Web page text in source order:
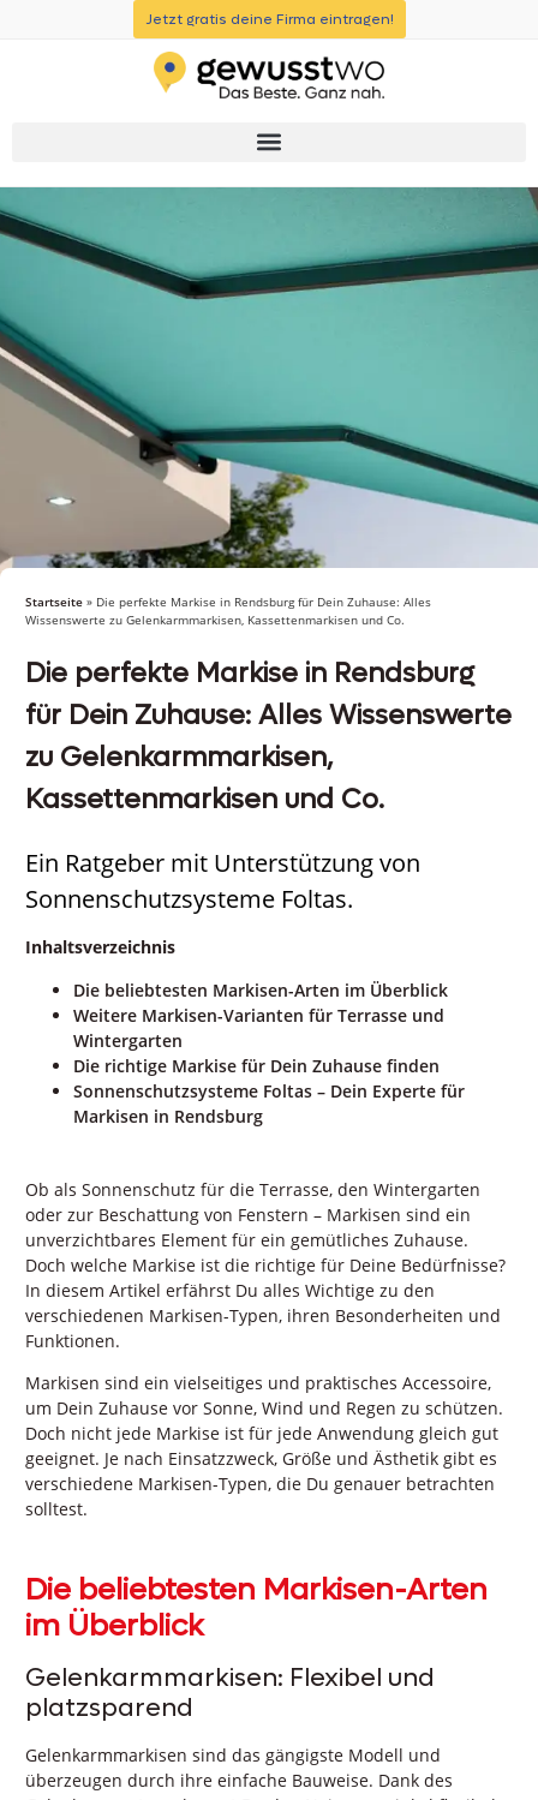
Jetzt gratis deine Firma eintragen!
Startseite » Die perfekte Markise in Rendsburg für Dein Zuhause: Alles
Wissenswerte zu Gelenkarmmarkisen, Kassettenmarkisen und Co.
Die perfekte Markise in Rendsburg
für Dein Zuhause: Alles Wissenswerte
zu Gelenkarmmarkisen,
Kassettenmarkisen und Co.
Ein Ratgeber mit Unterstützung von
Sonnenschutzsysteme Foltas.
Inhaltsverzeichnis
Die beliebtesten Markisen-Arten im Überblick
Weitere Markisen-Varianten für Terrasse und
Wintergarten
Die richtige Markise für Dein Zuhause finden
Sonnenschutzsysteme Foltas – Dein Experte für
Markisen in Rendsburg
Ob als Sonnenschutz für die Terrasse, den Wintergarten
oder zur Beschattung von Fenstern – Markisen sind ein
unverzichtbares Element für ein gemütliches Zuhause.
Doch welche Markise ist die richtige für Deine Bedürfnisse?
In diesem Artikel erfährst Du alles Wichtige zu den
verschiedenen Markisen-Typen, ihren Besonderheiten und
Funktionen.
Markisen sind ein vielseitiges und praktisches Accessoire,
um Dein Zuhause vor Sonne, Wind und Regen zu schützen.
Doch nicht jede Markise ist für jede Anwendung gleich gut
geeignet. Je nach Einsatzzweck, Größe und Ästhetik gibt es
verschiedene Markisen-Typen, die Du genauer betrachten
solltest.
Die beliebtesten Markisen-Arten
im Überblick
Gelenkarmmarkisen: Flexibel und
platzsparend
Gelenkarmmarkisen sind das gängigste Modell und
überzeugen durch ihre einfache Bauweise. Dank des